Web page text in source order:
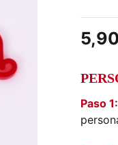
Paso 1: